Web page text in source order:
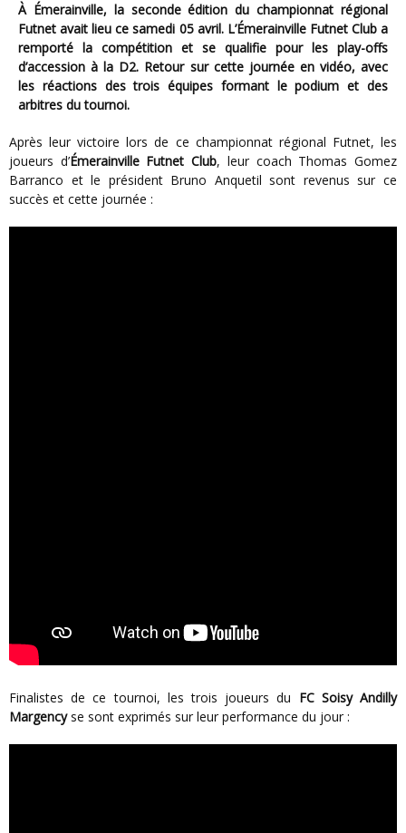
À Émerainville, la seconde édition du championnat régional
Futnet avait lieu ce samedi 05 avril. L’Émerainville Futnet Club a
remporté la compétition et se qualifie pour les play-offs
d’accession à la D2. Retour sur cette journée en vidéo, avec
les réactions des trois équipes formant le podium et des
arbitres du tournoi.
Après leur victoire lors de ce championnat régional Futnet, les
joueurs d’Émerainville Futnet Club, leur coach Thomas Gomez
Barranco et le président Bruno Anquetil sont revenus sur ce
succès et cette journée :
Finalistes de ce tournoi, les trois joueurs du FC Soisy Andilly
Margencyse sont exprimés sur leur performance du jour :